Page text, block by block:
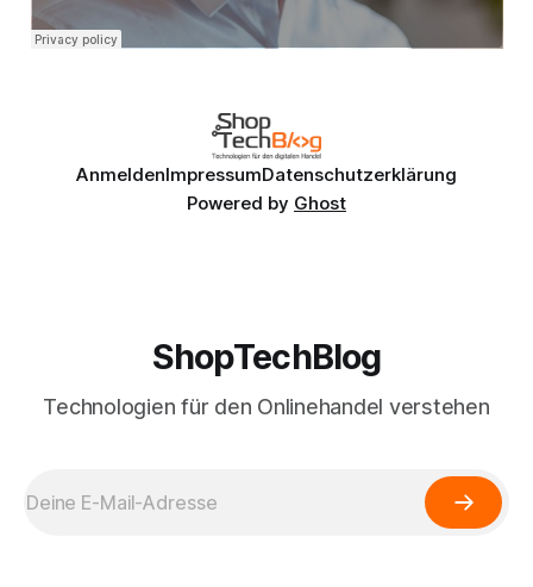
AnmeldenImpressumDatenschutzerklärung
Powered by Ghost
ShopTechBlog
Technologien für den Onlinehandel verstehen